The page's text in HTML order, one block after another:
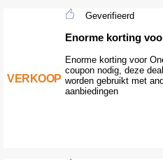
VERKOOP
Geverifieerd
Enorme korting
Enorme korting voor
coupon nodig, deze
worden gebruikt met
aanbiedingen